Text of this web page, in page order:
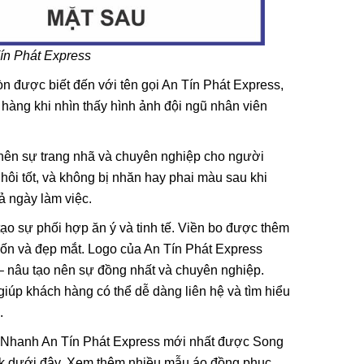
Phát Express
được biết đến với tên gọi An Tín Phát Express,
khi nhìn thấy hình ảnh đội ngũ nhân viên
sự trang nhã và chuyên nghiệp cho người
tốt, và không bị nhăn hay phai màu sau khi
ngày làm việc.
sự phối hợp ăn ý và tinh tế. Viền bo được thêm
và đẹp mắt. Logo của An Tín Phát Express
tạo nên sự đồng nhất và chuyên nghiệp.
khách hàng có thể dễ dàng liên hệ và tìm hiểu
An Tín Phát Express mới nhất được Song